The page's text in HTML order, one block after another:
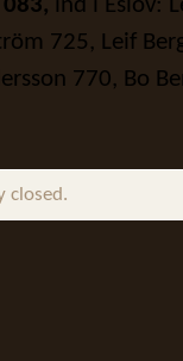
083, ind i Eslöv:
725, Leif
770, Bo
closed.